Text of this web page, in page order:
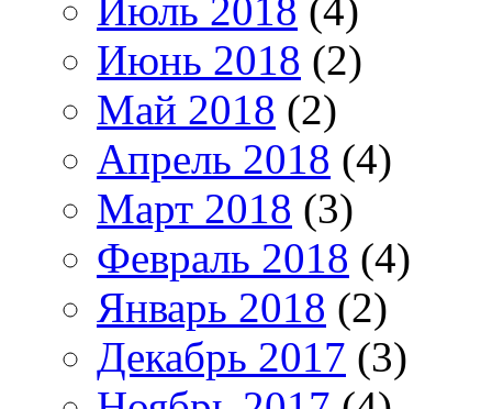
Июль 2018 (4)
Июнь 2018 (2)
Май 2018 (2)
Апрель 2018 (4)
Март 2018 (3)
Февраль 2018 (4)
Январь 2018 (2)
Декабрь 2017 (3)